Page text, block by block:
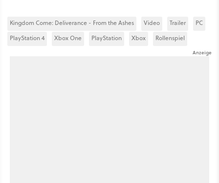
Kingdom Come: Deliverance - From the Ashes Video Trailer
PC
PlayStation 4
Xbox One PlayStation Xbox Rollenspiel